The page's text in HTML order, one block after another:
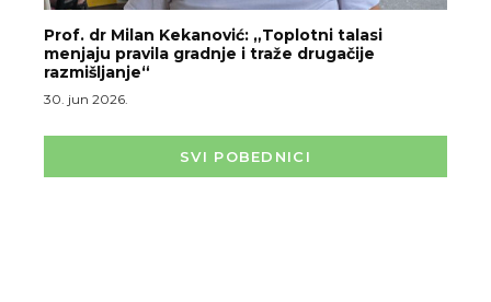
Prof. dr Milan Kekanović: „Toplotni talasi
menjaju pravila gradnje i traže drugačije
razmišljanje“
30. jun 2026.
SVI POBEDNICI